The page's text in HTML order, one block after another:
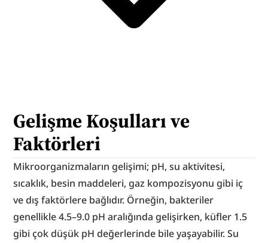
Gelişme Koşulları ve
Faktörleri
Mikroorganizmaların gelişimi; pH, su aktivitesi,
sıcaklık, besin maddeleri, gaz kompozisyonu gibi iç
ve dış faktörlere bağlıdır. Örneğin, bakteriler
genellikle 4.5–9.0 pH aralığında gelişirken, küfler 1.5
gibi çok düşük pH değerlerinde bile yaşayabilir. Su